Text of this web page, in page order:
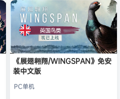
《展翅翱翔/WINGSPAN》免安
装中文版
PC单机